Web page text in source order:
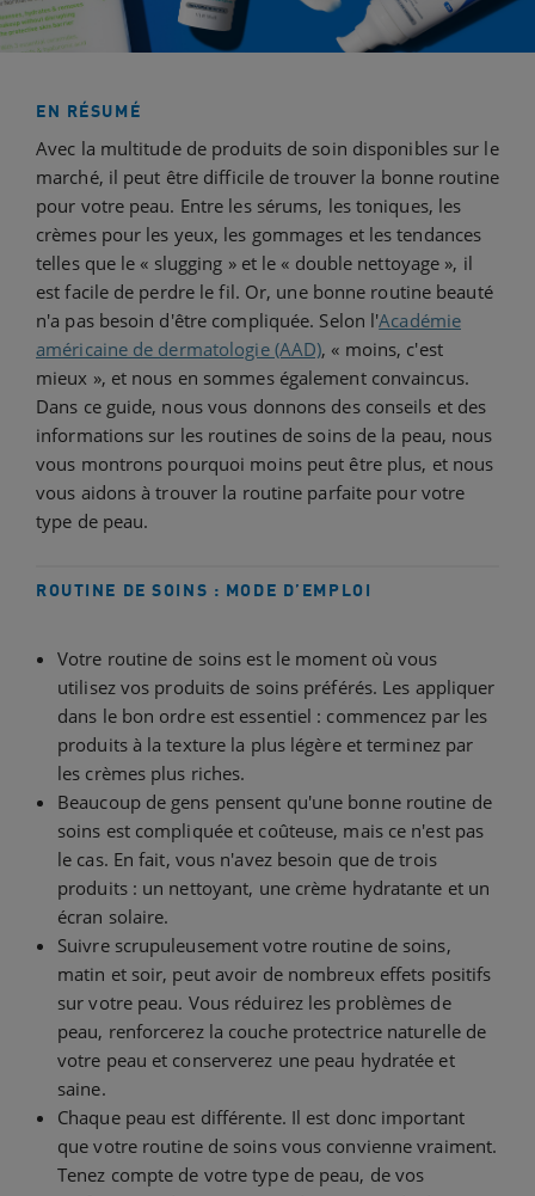
EN RÉSUMÉ
Avec la multitude de produits de soin disponibles sur le
marché, il peut être difficile de trouver la bonne routine
pour votre peau. Entre les sérums, les toniques, les
crèmes pour les yeux, les gommages et les tendances
telles que le « slugging » et le « double nettoyage », il
est facile de perdre le fil. Or, une bonne routine beauté
n'a pas besoin d'être compliquée. Selon l'Académie
américaine de dermatologie (AAD), « moins, c'est
mieux », et nous en sommes également convaincus.
Dans ce guide, nous vous donnons des conseils et des
informations sur les routines de soins de la peau, nous
vous montrons pourquoi moins peut être plus, et nous
vous aidons à trouver la routine parfaite pour votre
type de peau.
ROUTINE DE SOINS : MODE D’EMPLOI
Votre routine de soins est le moment où vous
utilisez vos produits de soins préférés. Les appliquer
dans le bon ordre est essentiel : commencez par les
produits à la texture la plus légère et terminez par
les crèmes plus riches.
Beaucoup de gens pensent qu'une bonne routine de
soins est compliquée et coûteuse, mais ce n'est pas
le cas. En fait, vous n'avez besoin que de trois
produits : un nettoyant, une crème hydratante et un
écran solaire.
Suivre scrupuleusement votre routine de soins,
matin et soir, peut avoir de nombreux effets positifs
sur votre peau. Vous réduirez les problèmes de
peau, renforcerez la couche protectrice naturelle de
votre peau et conserverez une peau hydratée et
saine.
Chaque peau est différente. Il est donc important
que votre routine de soins vous convienne vraiment.
Tenez compte de votre type de peau, de vos